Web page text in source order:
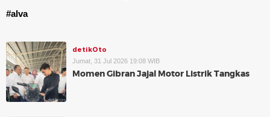
#alva
detikOto
Jumat, 31 Jul 2026 19:08 WIB
Momen Gibran Jajal Motor Listrik Tangkas